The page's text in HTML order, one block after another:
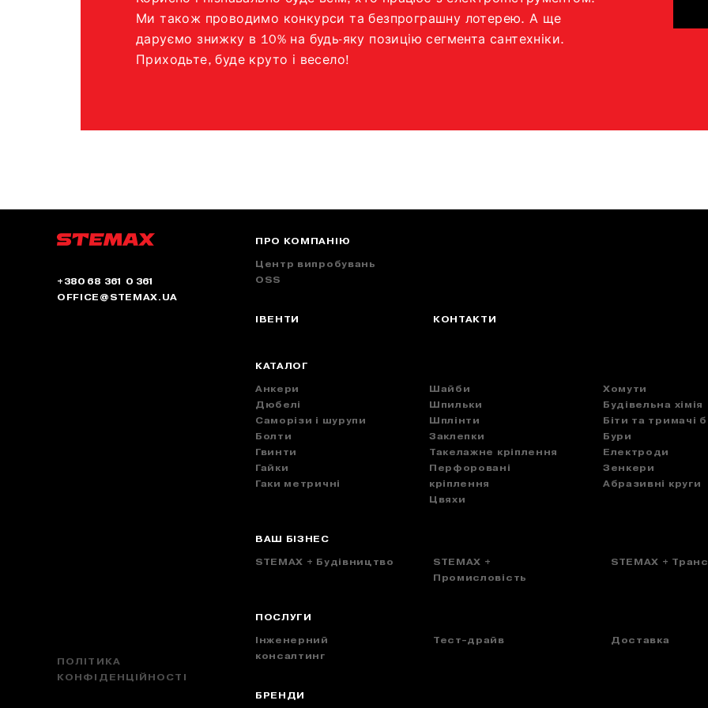
+380 68 361 0 361
OFFICE@STEMAX.UA
ПОЛІТИКА
КОНФІДЕНЦІЙНОСТІ
ПРО КОМПАНІЮ
Центр випробувань
OSS
ІВЕНТИ КОНТАКТИ
КАТАЛОГ
Анкери
Дюбелі
Саморізи і шурупи
Болти
Гвинти
Гайки
Гаки метричні
Шайби
Шпильки
Шплінти
Заклепки
Такелажне кріплення
Перфоровані
кріплення
Цвяхи
Хомути
Будівельна хімія
Біти та тримачі
Бури
Електроди
Зенкери
Абразивні круги
ВАШ БІЗНЕС
STEMAX + Будівництво
STEMAX +
Промисловість
STEMAX +
ПОСЛУГИ
Інженерний
консалтинг
Тест-драйв Доставка
БРЕНДИ